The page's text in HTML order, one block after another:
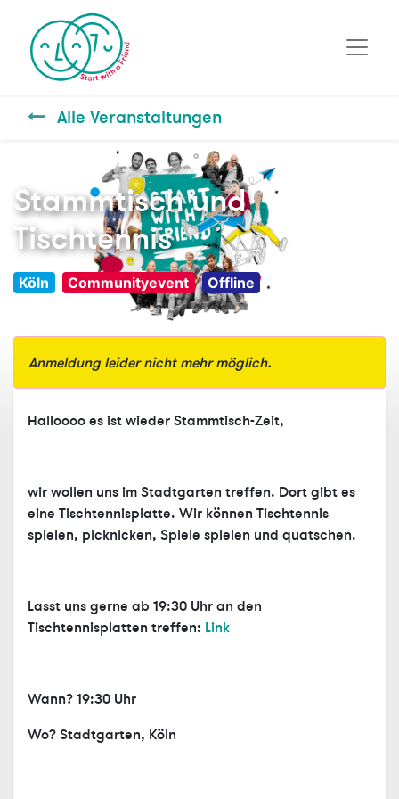
Alle Veranstaltungen
Stammtisch und
Tischtennis
Köln Communityevent Offline
Anmeldung leider nicht mehr möglich.
Halloooo es ist wieder Stammtisch-Zeit,
wir wollen uns im Stadtgarten treffen. Dort gibt es
eine Tischtennisplatte. Wir können Tischtennis
spielen, picknicken, Spiele spielen und quatschen.
Lasst uns gerne ab 19:30 Uhr an den
Tischtennisplatten treffen: Link
Wann? 19:30 Uhr
Wo? Stadtgarten, Köln